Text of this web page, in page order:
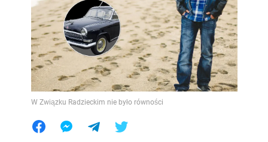
W Związku Radzieckim nie było równości